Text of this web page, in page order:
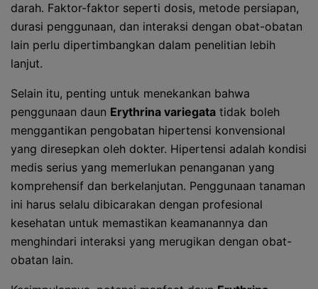
darah. Faktor-faktor seperti dosis, metode persiapan,
durasi penggunaan, dan interaksi dengan obat-obatan
lain perlu dipertimbangkan dalam penelitian lebih
lanjut.
Selain itu, penting untuk menekankan bahwa
penggunaan daun Erythrina variegata tidak boleh
menggantikan pengobatan hipertensi konvensional
yang diresepkan oleh dokter. Hipertensi adalah kondisi
medis serius yang memerlukan penanganan yang
komprehensif dan berkelanjutan. Penggunaan tanaman
ini harus selalu dibicarakan dengan profesional
kesehatan untuk memastikan keamanannya dan
menghindari interaksi yang merugikan dengan obat-
obatan lain.